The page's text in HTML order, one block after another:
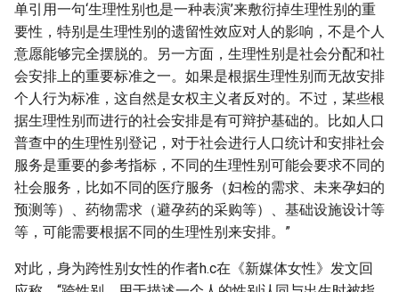
单引用一句‘生理性别也是一种表演’来敷衍掉生理性别的重
要性，特别是生理性别的遗留性效应对人的影响，不是个人
意愿能够完全摆脱的。另一方面，生理性别是社会分配和社
会安排上的重要标准之一。如果是根据生理性别而无故安排
个人行为标准，这自然是女权主义者反对的。不过，某些根
据生理性别而进行的社会安排是有可辩护基础的。比如人口
普查中的生理性别登记，对于社会进行人口统计和安排社会
服务是重要的参考指标，不同的生理性别可能会要求不同的
社会服务，比如不同的医疗服务（妇检的需求、未来孕妇的
预测等）、药物需求（避孕药的采购等）、基础设施设计等
等，可能需要根据不同的生理性别来安排。”
对此，身为跨性别女性的作者h.c在《新媒体女性》发文回